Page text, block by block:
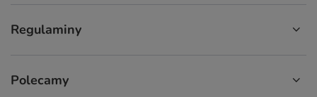
Regulaminy
Polecamy